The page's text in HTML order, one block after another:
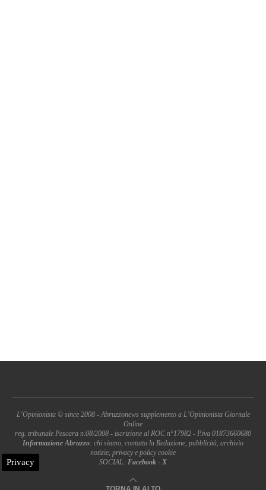
L'Opinionista © since 2008 - Abruzzonews supplemento a L'Opinionista Giornale
Online
reg. tribunale Pescara n.08/2008 - iscrizione al ROC n°17982 - P.iva 01873660680
Informazione Abruzzo: chi siamo, contatta la Redazione, pubblicità, archivio
notizie, privacy e policy cookie
SOCIAL: Facebook - X
Privacy